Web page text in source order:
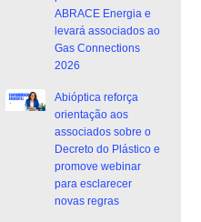
ABRACE Energia e
levará associados ao
Gas Connections
2026
Abióptica reforça
orientação aos
associados sobre o
Decreto do Plástico e
promove webinar
para esclarecer
novas regras